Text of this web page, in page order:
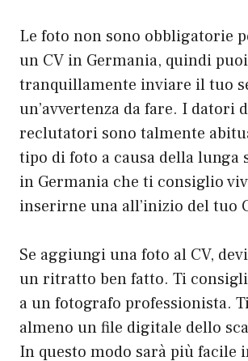
Le foto non sono obbligatorie
un CV in Germania, quindi puoi
tranquillamente inviare il tuo
un’avvertenza da fare. I datori
reclutatori sono talmente
tipo di foto a causa della lunga
in Germania che ti consiglio
inserirne una all’inizio del tuo
Se aggiungi una foto al CV,
un ritratto ben fatto. Ti
a un fotografo professionista.
almeno un file digitale dello
In questo modo sarà più facile